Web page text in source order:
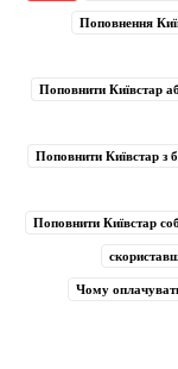
Поповнення
Поповнити Київстар
Поповнити Київстар з
Поповнити Київстар
Чому